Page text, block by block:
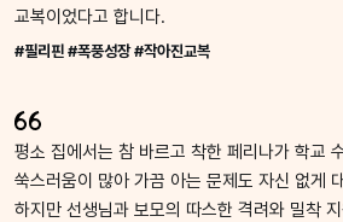
교복이었다고 합니다.
#필리핀 #폭풍성장 #작아진교복
평소 집에서는 참 바르고 착한 페리나가 학교
쑥스러움이 많아 가끔 아는 문제도 자신 없게
하지만 선생님과 보모의 따스한 격려와 밀착